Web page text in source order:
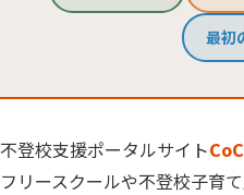
最初
不登校支援ポータルサイト
フリースクールや不登校子育